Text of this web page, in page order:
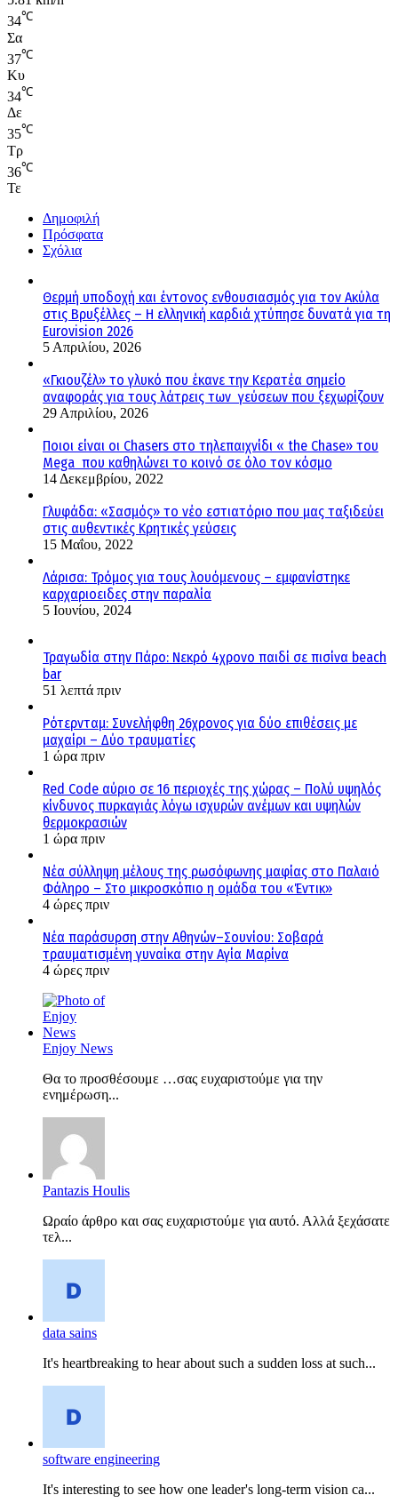
34℃
Σα
37℃
Κυ
34℃
Δε
35℃
Τρ
36℃
Τε
Δημοφιλή
Πρόσφατα
Σχόλια
Θερμή υποδοχή και έντονος ενθουσιασμός για τον Ακύλα
στις Βρυξέλλες – Η ελληνική καρδιά χτύπησε δυνατά για τη
Eurovision 2026
5 Απριλίου, 2026
«Γκιουζέλ» το γλυκό που έκανε την Κερατέα σημείο
αναφοράς για τους λάτρεις των γεύσεων που ξεχωρίζουν
29 Απριλίου, 2026
Ποιοι είναι οι Chasers στο τηλεπαιχνίδι « the Chase» του
Mega που καθηλώνει το κοινό σε όλο τον κόσμο
14 Δεκεμβρίου, 2022
Γλυφάδα: «Σασμός» το νέο εστιατόριο που μας ταξιδεύει
στις αυθεντικές Κρητικές γεύσεις
15 Μαΐου, 2022
Λάρισα: Τρόμος για τους λουόμενους – εμφανίστηκε
καρχαριοειδες στην παραλία
5 Ιουνίου, 2024
Τραγωδία στην Πάρο: Νεκρό 4χρονο παιδί σε πισίνα beach
bar
51 λεπτά πριν
Ρότερνταμ: Συνελήφθη 26χρονος για δύο επιθέσεις με
μαχαίρι – Δύο τραυματίες
1 ώρα πριν
Red Code αύριο σε 16 περιοχές της χώρας – Πολύ υψηλός
κίνδυνος πυρκαγιάς λόγω ισχυρών ανέμων και υψηλών
θερμοκρασιών
1 ώρα πριν
Νέα σύλληψη μέλους της ρωσόφωνης μαφίας στο Παλαιό
Φάληρο – Στο μικροσκόπιο η ομάδα του «Έντικ»
4 ώρες πριν
Νέα παράσυρση στην Αθηνών–Σουνίου: Σοβαρά
τραυματισμένη γυναίκα στην Αγία Μαρίνα
4 ώρες πριν
Enjoy News
Θα το προσθέσουμε …σας ευχαριστούμε για την
ενημέρωση...
Pantazis Houlis
Ωραίο άρθρο και σας ευχαριστούμε για αυτό. Αλλά ξεχάσατε
τελ...
data sains
It's heartbreaking to hear about such a sudden loss at such...
software engineering
It's interesting to see how one leader's long-term vision ca...